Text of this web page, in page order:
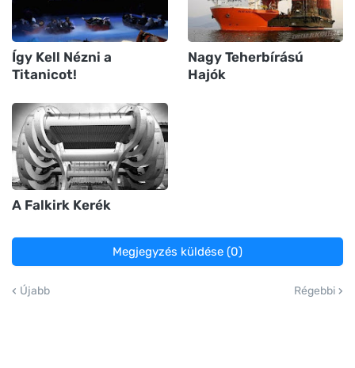
Így Kell Nézni a
Titanicot!
Nagy Teherbírású
Hajók
A Falkirk Kerék
Megjegyzés küldése (0)
Újabb Régebbi